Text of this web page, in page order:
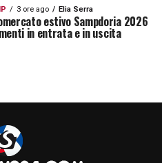
3 ore ago Elia Serra
estivo Sampdoria 2026
in entrata e in uscita